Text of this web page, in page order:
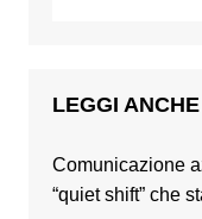
LEGGI ANCHE
Comunicazione
“quiet shift” che